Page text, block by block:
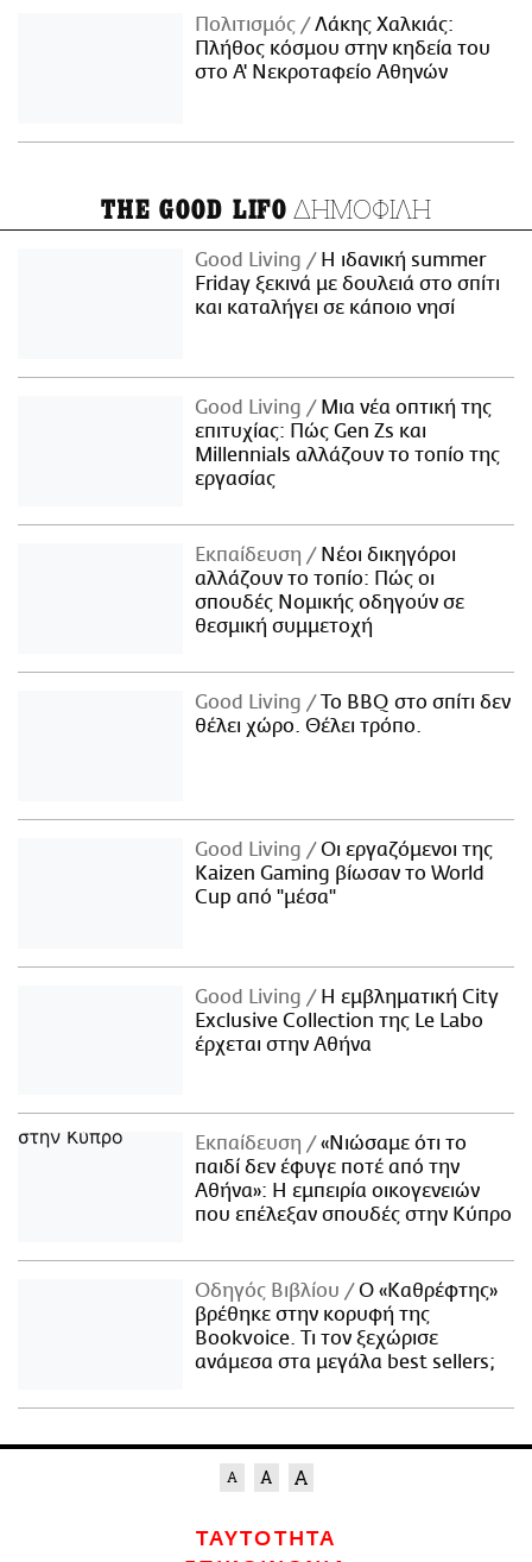
Πολιτισμός
Λάκης Χαλκιάς:
Πλήθος κόσμου στην κηδεία του
στο Α' Νεκροταφείο Αθηνών
THE GOOD LIFO ΔΗΜΟΦΙΛΗ
Good Living
Η ιδανική summer
Friday ξεκινά με δουλειά στο σπίτι
και καταλήγει σε κάποιο νησί
Good Living
Μια νέα οπτική της
επιτυχίας: Πώς Gen Zs και
Millennials αλλάζουν το τοπίο της
εργασίας
Εκπαίδευση
Νέοι δικηγόροι
αλλάζουν το τοπίο: Πώς οι
σπουδές Νομικής οδηγούν σε
θεσμική συμμετοχή
Good Living
Το BBQ στο σπίτι δεν
θέλει χώρο. Θέλει τρόπο.
Good Living
Οι εργαζόμενοι της
Kaizen Gaming βίωσαν το World
Cup από "μέσα"
Good Living
Η εμβληματική City
Exclusive Collection της Le Labo
έρχεται στην Αθήνα
Εκπαίδευση
«Νιώσαμε ότι το
παιδί δεν έφυγε ποτέ από την
Αθήνα»: Η εμπειρία οικογενειών
που επέλεξαν σπουδές στην Κύπρο
Οδηγός Βιβλίου
Ο «Καθρέφτης»
βρέθηκε στην κορυφή της
Bookvoice. Τι τον ξεχώρισε
ανάμεσα στα μεγάλα best sellers;
ΤΑΥΤΟΤΗΤΑ